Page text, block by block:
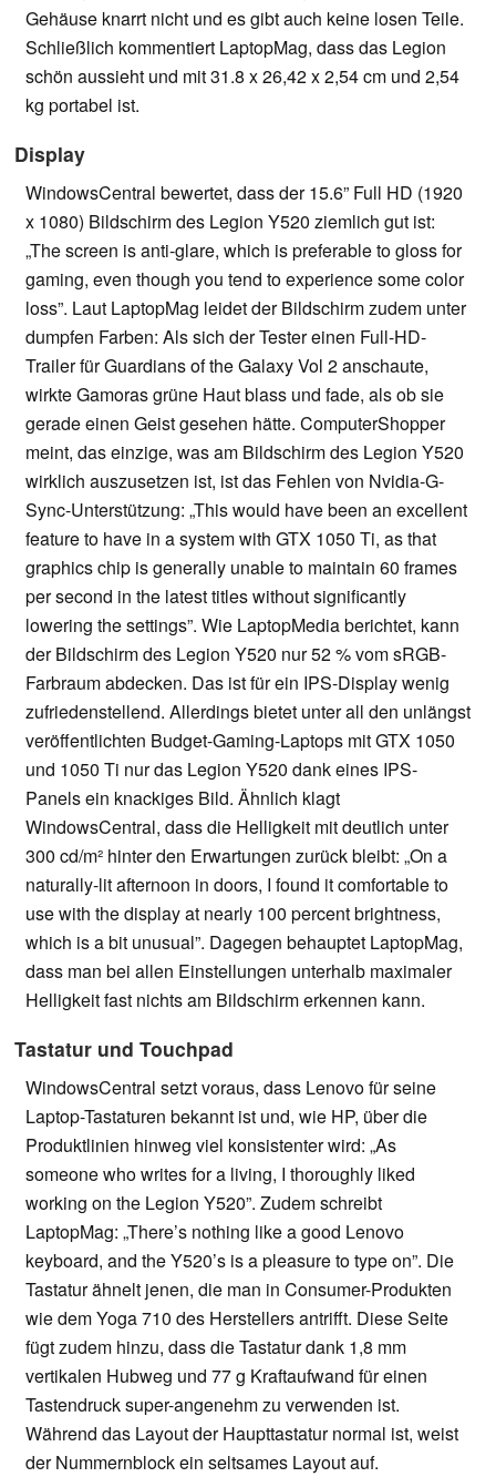
Gehäuse knarrt nicht und es gibt auch keine losen Teile.
Schließlich kommentiert LaptopMag, dass das Legion
schön aussieht und mit 31.8 x 26,42 x 2,54 cm und 2,54
kg portabel ist.
Display
WindowsCentral bewertet, dass der 15.6” Full HD (1920
x 1080) Bildschirm des Legion Y520 ziemlich gut ist:
„The screen is anti-glare, which is preferable to gloss for
gaming, even though you tend to experience some color
loss”. Laut LaptopMag leidet der Bildschirm zudem unter
dumpfen Farben: Als sich der Tester einen Full-HD-
Trailer für Guardians of the Galaxy Vol 2 anschaute,
wirkte Gamoras grüne Haut blass und fade, als ob sie
gerade einen Geist gesehen hätte. ComputerShopper
meint, das einzige, was am Bildschirm des Legion Y520
wirklich auszusetzen ist, ist das Fehlen von Nvidia-G-
Sync-Unterstützung: „This would have been an excellent
feature to have in a system with GTX 1050 Ti, as that
graphics chip is generally unable to maintain 60 frames
per second in the latest titles without significantly
lowering the settings”. Wie LaptopMedia berichtet, kann
der Bildschirm des Legion Y520 nur 52 % vom sRGB-
Farbraum abdecken. Das ist für ein IPS-Display wenig
zufriedenstellend. Allerdings bietet unter all den unlängst
veröffentlichten Budget-Gaming-Laptops mit GTX 1050
und 1050 Ti nur das Legion Y520 dank eines IPS-
Panels ein knackiges Bild. Ähnlich klagt
WindowsCentral, dass die Helligkeit mit deutlich unter
300 cd/m² hinter den Erwartungen zurück bleibt: „On a
naturally-lit afternoon in doors, I found it comfortable to
use with the display at nearly 100 percent brightness,
which is a bit unusual”. Dagegen behauptet LaptopMag,
dass man bei allen Einstellungen unterhalb maximaler
Helligkeit fast nichts am Bildschirm erkennen kann.
Tastatur und Touchpad
WindowsCentral setzt voraus, dass Lenovo für seine
Laptop-Tastaturen bekannt ist und, wie HP, über die
Produktlinien hinweg viel konsistenter wird: „As
someone who writes for a living, I thoroughly liked
working on the Legion Y520”. Zudem schreibt
LaptopMag: „There’s nothing like a good Lenovo
keyboard, and the Y520’s is a pleasure to type on”. Die
Tastatur ähnelt jenen, die man in Consumer-Produkten
wie dem Yoga 710 des Herstellers antrifft. Diese Seite
fügt zudem hinzu, dass die Tastatur dank 1,8 mm
vertikalen Hubweg und 77 g Kraftaufwand für einen
Tastendruck super-angenehm zu verwenden ist.
Während das Layout der Haupttastatur normal ist, weist
der Nummernblock ein seltsames Layout auf.